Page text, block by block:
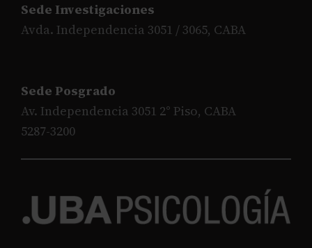
Sede Investigaciones
Avda. Independencia 3051 / 3065, CABA
Sede Posgrado
Av. Independencia 3051 2° Piso, CABA
5287-3200